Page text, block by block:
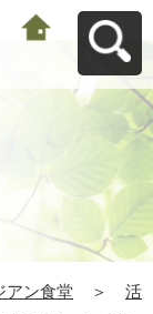
アン食堂 ＞
活